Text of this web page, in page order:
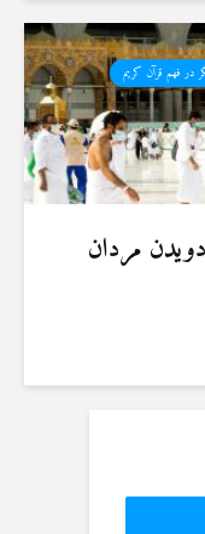
در فهم قرآن کریم
مردان